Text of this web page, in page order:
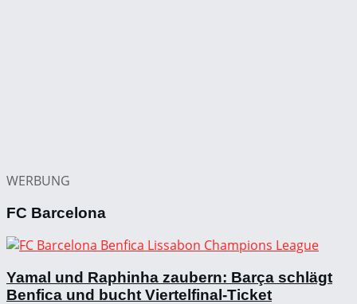
WERBUNG
FC Barcelona
Yamal und Raphinha zaubern: Barça schlägt
Benfica und bucht Viertelfinal-Ticket